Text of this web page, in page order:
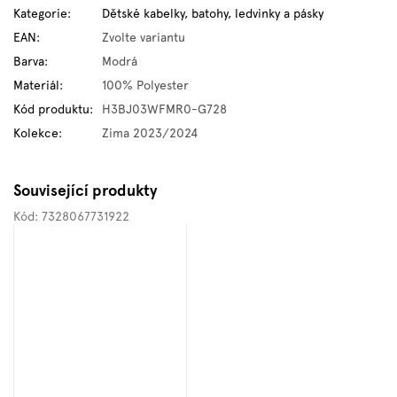
Kategorie:
Dětské kabelky, batohy, ledvinky a pásky
EAN:
Zvolte variantu
Barva:
Modrá
Materiál:
100% Polyester
Kód produktu:
H3BJ03WFMR0-G728
Kolekce: Zima 2023/2024
Související produkty
Kód: 7328067731922